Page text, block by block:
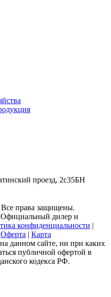
проезд, 2с35БН
права защищены.
дилер и
конфиденциальности |
Оферта | Карта
данном сайте, ни при каких
публичной офертой в
кодекса РФ.